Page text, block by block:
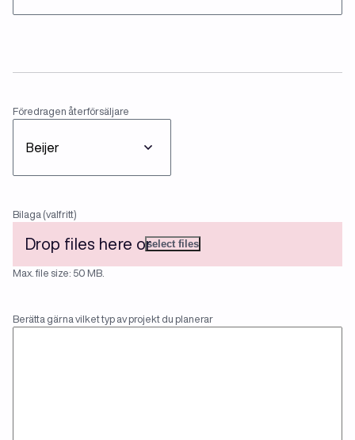
Föredragen
Föredragen återförsäljare
File
Bilaga (valfritt)
Drop files here orselect files
Max. file size: 50 MB.
Berätta
Berätta gärna vilket typ av projekt du planerar